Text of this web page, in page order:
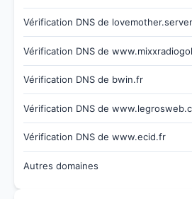
Vérification DNS de
Vérification DNS de
Vérification DNS de bwin.fr
Vérification DNS de
Vérification DNS de www.ecid.fr
Autres domaines